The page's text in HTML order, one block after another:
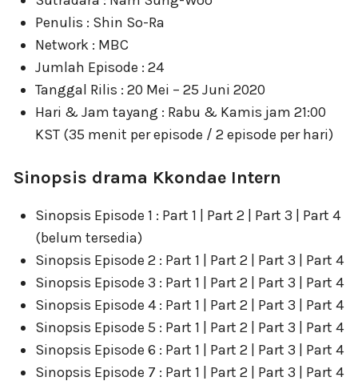
Penulis : Shin So-Ra
Network : MBC
Jumlah Episode : 24
Tanggal Rilis : 20 Mei – 25 Juni 2020
Hari & Jam tayang : Rabu & Kamis jam 21:00
KST (35 menit per episode / 2 episode per hari)
Sinopsis drama Kkondae Intern
Sinopsis Episode 1 : Part 1 | Part 2 | Part 3 | Part 4
(belum tersedia)
Sinopsis Episode 2 : Part 1 | Part 2 | Part 3 | Part 4
Sinopsis Episode 3 : Part 1 | Part 2 | Part 3 | Part 4
Sinopsis Episode 4 : Part 1 | Part 2 | Part 3 | Part 4
Sinopsis Episode 5 : Part 1 | Part 2 | Part 3 | Part 4
Sinopsis Episode 6 : Part 1 | Part 2 | Part 3 | Part 4
Sinopsis Episode 7 : Part 1 | Part 2 | Part 3 | Part 4